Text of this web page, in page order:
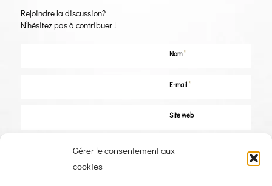
Gérer le consentement aux
cookies
Rejoindre la discussion?
N’hésitez pas à contribuer !
Nom*
E-mail*
Site web
Enregistrer mon nom, mon e-mail et mon site dans le navigateur pour mon
prochain commentaire.